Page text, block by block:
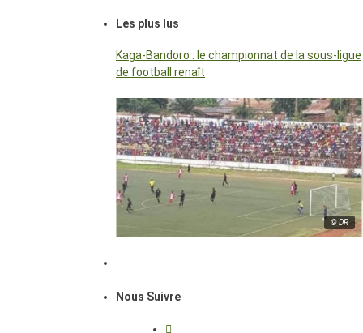
Les plus lus
Kaga-Bandoro : le championnat de la sous-ligue
de football renaît
© DR
Nous Suivre